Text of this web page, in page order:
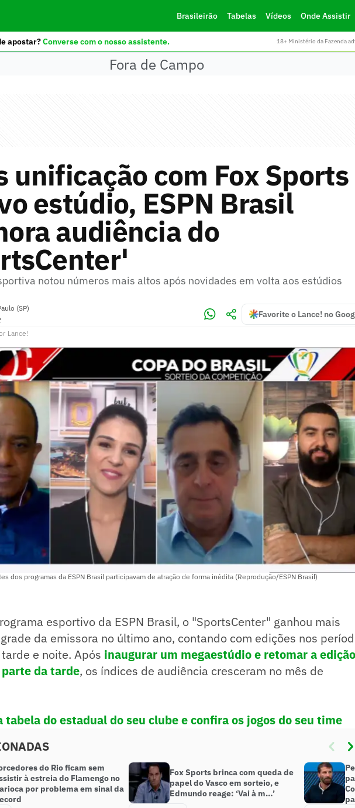
Brasileirão Tabelas Vídeos Onde Assistir
apostar?Converse com o nosso assistente. 18+ Ministério da Fazenda
Fora de Campo
unificação com Fox Sports
estúdio, ESPN Brasil
audiência do
notou números mais altos após novidades em volta aos estúdios
(SP)
Favorite o Lance! no
Lance!
dos programas da ESPN Brasil participavam de atração de forma inédita (Reprodução/ESPN Brasil)
esportivo da ESPN Brasil, o "SportsCenter" ganhou mais
da emissora no último ano, contando com edições nos
e noite. Após inaugurar um megaestúdio e retomar a edição
da tarde, os índices de audiência cresceram no mês de
tabela do estadual do seu clube e confira os jogos do seu time
do Rio ficam sem
à estreia do Flamengo no
por problema em sinal da
Fox Sports brinca com queda de
papel do Vasco em sorteio, e
Edmundo reage: ‘Vai à m…’